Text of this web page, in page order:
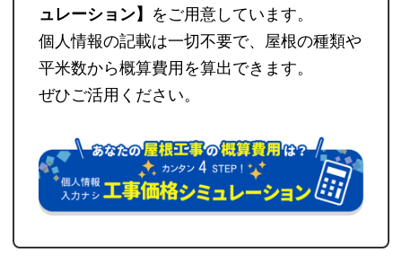
ュレーション】 をご用意しています。
個人情報の記載は一切不要で、屋根の種類や
平米数から概算費用を算出できます。
ぜひご活用ください。